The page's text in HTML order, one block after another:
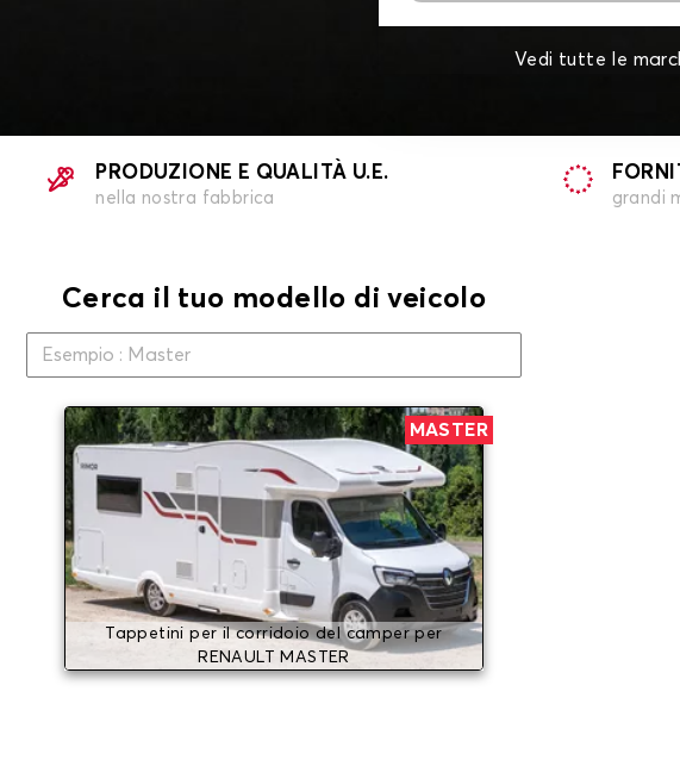
Vedi tutte le
PRODUZIONE E QUALITÀ U.E.
nella nostra fabbrica grandi
Cerca il tuo modello di veicolo
MASTER
Tappetini per il corridoio del camper per
RENAULT MASTER